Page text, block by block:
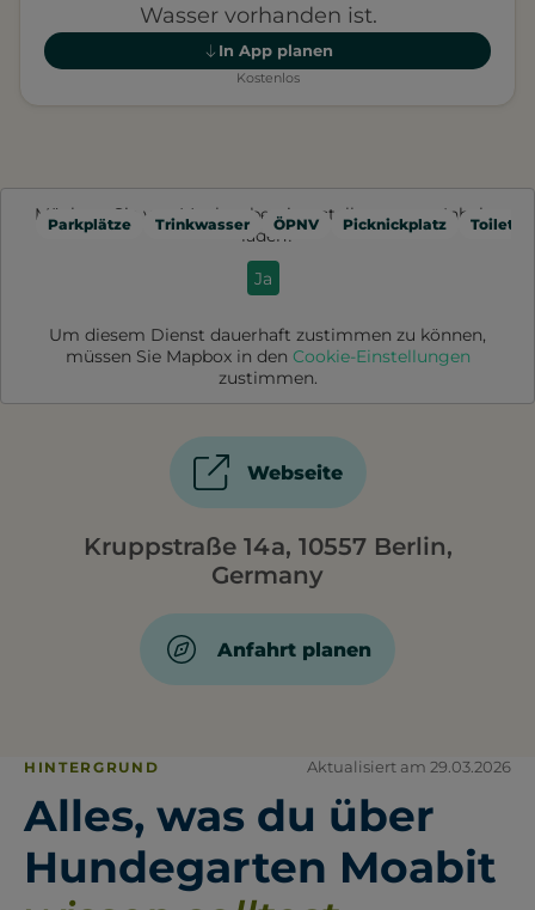
Wasser vorhanden ist.
In App planen
Kostenlos
Parkplätze Trinkwasser ÖPNV Picknickplatz
Möchten Sie von Mapbox
bereitgestellte externe Inhalte
laden?
Ja
Um diesem Dienst dauerhaft zustimmen zu können,
müssen Sie Mapboxin den Cookie-Einstellungen
zustimmen.
Webseite
Kruppstraße 14a, 10557 Berlin,
Germany
Anfahrt planen
HINTERGRUND Aktualisiert am 29.03.2026
Alles, was du über
Hundegarten Moabit